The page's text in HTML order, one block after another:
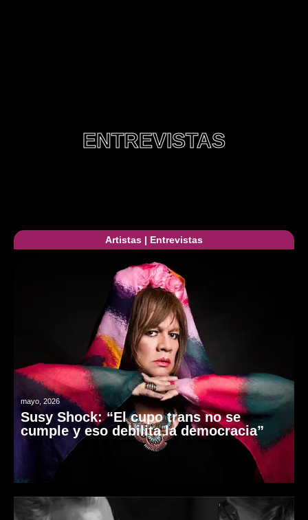
ENTREVISTAS
Artistas | Entrevistas
mayo, 2026
Susy Shock: “El cupo trans no se
cumple y eso debilita la democracia”